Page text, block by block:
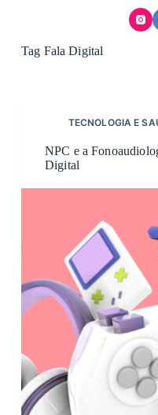
Tag Fala Digital
TECNOLOGIA E
NPC e a
Digital